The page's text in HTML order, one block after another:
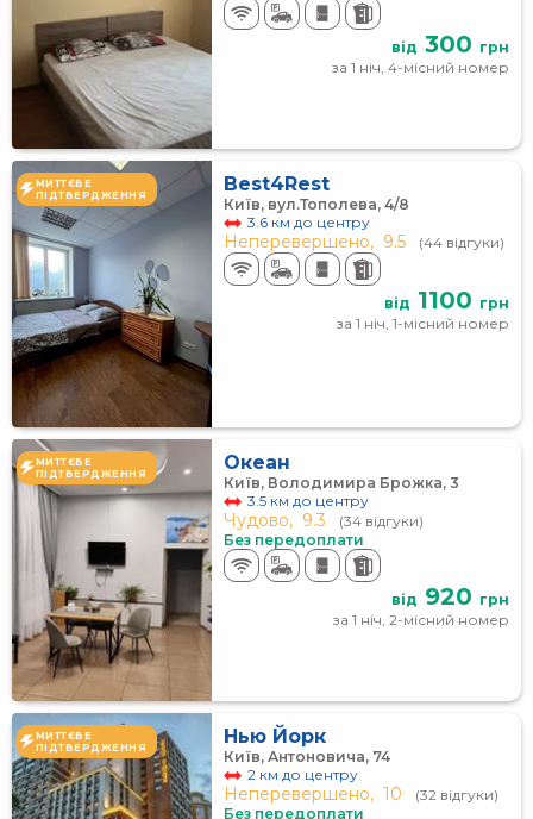
від 300 грн
за 1 ніч, 4-місний номер
МИТТЄВЕ
ПІДТВЕРДЖЕННЯ
Best4Rest
Київ, вул.Тополева, 4/8
3.6 км до центру
Неперевершено, 9.5 (44 відгуки)
від 1100 грн
за 1 ніч, 1-місний номер
МИТТЄВЕ
ПІДТВЕРДЖЕННЯ
Океан
Київ, Володимира Брожка, 3
3.5 км до центру
Чудово, 9.3
(34 відгуки)
Без передоплати
від 920 грн
за 1 ніч, 2-місний номер
МИТТЄВЕ
ПІДТВЕРДЖЕННЯ
Нью Йорк
Київ, Антоновича, 74
2 км до центру
Неперевершено, 10
(32 відгуки)
Без передоплати